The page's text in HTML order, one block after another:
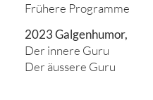
Frühere Programme
2023 Galgenhumor,
Der innere Guru
Der äussere Guru